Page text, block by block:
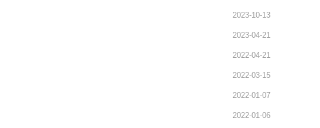
2023-10-13
2023-04-21
2022-04-21
2022-03-15
2022-01-07
2022-01-06